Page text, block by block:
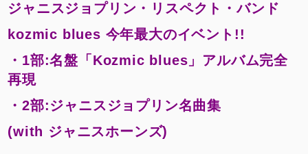
ジャニスジョプリン・リスペクト・バンド
kozmic blues 今年最大のイベント!!
・1部:名盤「Kozmic blues」アルバム完全
再現
・2部:ジャニスジョプリン名曲集
(with ジャニスホーンズ)